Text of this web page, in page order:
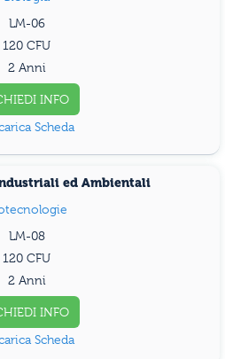
LM-06
120
2 Anni
INFO
Scheda
ed Ambientali
LM-08
120
2 Anni
INFO
Scheda